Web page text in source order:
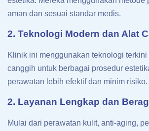
aman dan sesuai standar medis.
2. Teknologi Modern dan Alat
Klinik ini menggunakan teknologi
canggih untuk berbagai prosedur
perawatan lebih efektif dan minim risiko.
2. Layanan Lengkap dan
Mulai dari perawatan kulit, anti-aging,